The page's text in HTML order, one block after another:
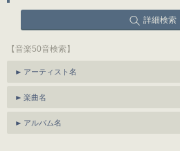
詳細検索
【音楽50音検索】
アーティスト名
楽曲名
アルバム名